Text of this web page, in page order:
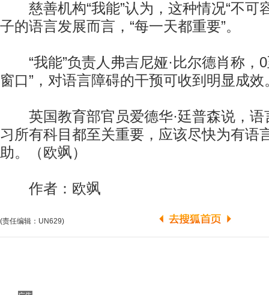
慈善机构“我能”认为，这种情况“不可
子的语言发展而言，“每一天都重要”。
“我能”负责人弗吉尼娅·比尔德肖称，0
窗口”，对语言障碍的干预可收到明显成效
英国教育部官员爱德华·廷普森说，语
习所有科目都至关重要，应该尽快为有语
助。（欧飒）
作者：欧飒
(责任编辑：UN629)